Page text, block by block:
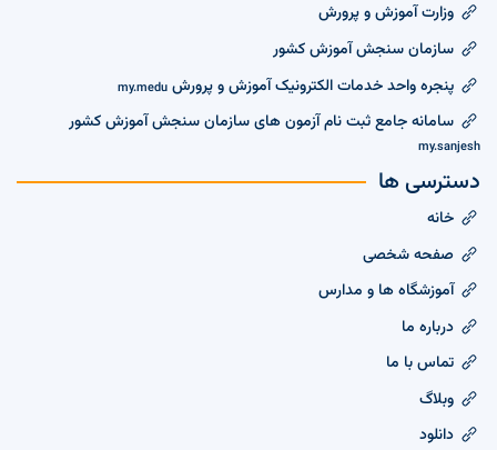
وزارت آموزش و پرورش
سازمان سنجش آموزش کشور
پنجره واحد خدمات الکترونیک آموزش و پرورشmy.medu
سامانه جامع ثبت نام آزمون های سازمان سنجش آموزش کشور
my.sanjesh
دسترسی ها
خانه
صفحه شخصی
آموزشگاه ها و مدارس
درباره ما
تماس با ما
وبلاگ
دانلود